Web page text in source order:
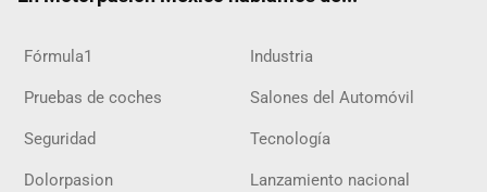
Fórmula1 Industria
Pruebas de coches Salones del Automóvil
Seguridad Tecnología
Dolorpasion Lanzamiento nacional